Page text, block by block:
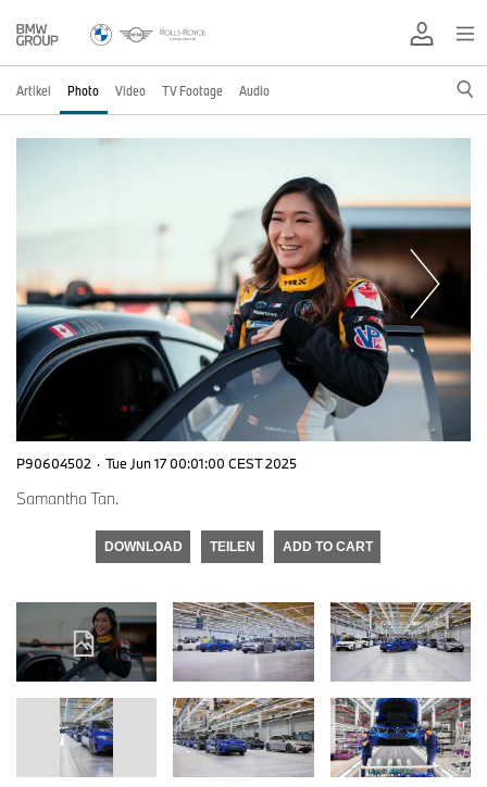
Artikel Photo Video TV Footage Audio
P90604502 · Tue Jun 17 00:01:00 CEST 2025
Samantha Tan.
DOWNLOAD TEILEN ADD TO CART